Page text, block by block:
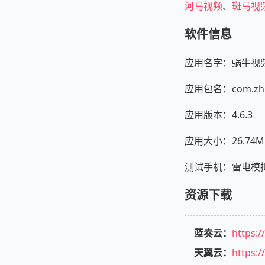
河马视频、 斑马视
软件信息
应用名字：蜗牛视
应用包名：
应用版本：4.6.3
应用大小：
测试手机：雷电
资源下载
蓝奏云：
天翼云：